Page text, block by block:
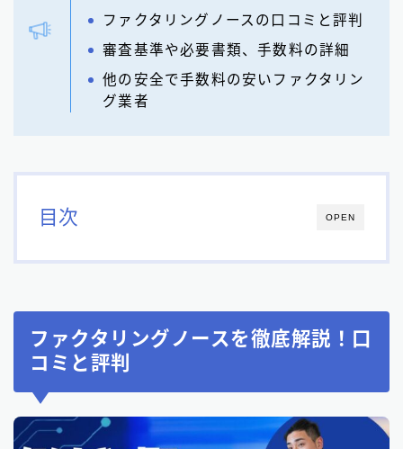
ファクタリングノースの口コミと評判
審査基準や必要書類、手数料の詳細
他の安全で手数料の安いファクタリン
グ業者
OPEN
目次
ファクタリングノースを徹底解説！口
コミと評判